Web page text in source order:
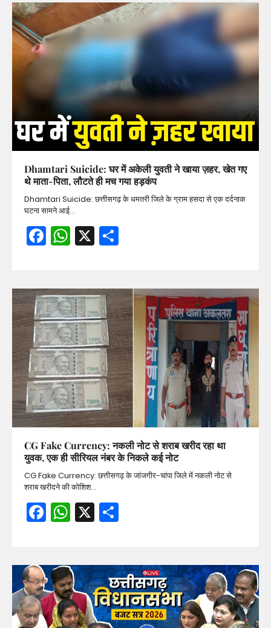
Dhamtari Suicide: घर में अकेली युवती ने खाया ज़हर, खेत गए
थे माता-पिता, लौटते ही मच गया हड़कंप
Dhamtari Suicide: छत्तीसगढ़ के धमतरी जिले के ग्राम हसदा से एक दर्दनाक
घटना सामने आई…
Facebook
WhatsApp
X
CG Fake Currency: नकली नोट से शराब खरीद रहा था
युवक, एक ही सीरियल नंबर के निकले कई नोट
CG Fake Currency: छत्तीसगढ़ के जांजगीर-चांपा जिले में नकली नोट से
शराब खरीदने की कोशिश…
Facebook
WhatsApp
X